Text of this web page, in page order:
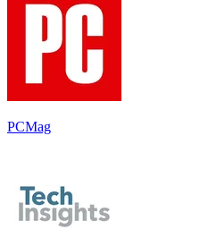
PCMag